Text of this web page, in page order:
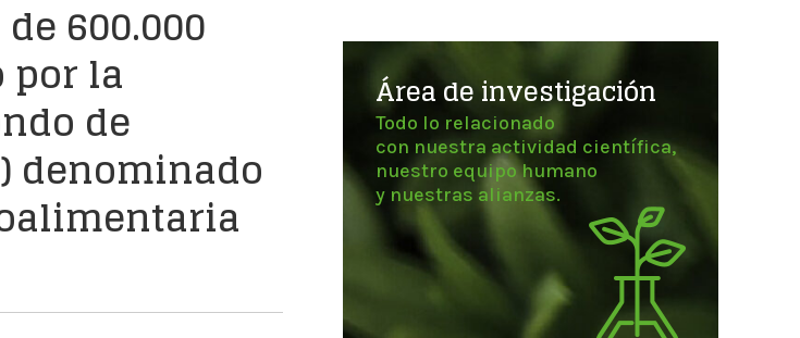
600.000
por la
de
denominado
Área de investigación
Todo lo relacionado
con nuestra actividad científica,
nuestro equipo humano
y nuestras alianzas.